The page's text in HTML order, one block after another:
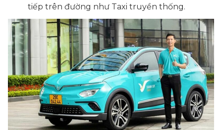
tiếp trên đường như Taxi truyền thống.